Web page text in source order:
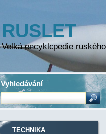
RUSLET
Velká encyklopedie
TECHNIKA
Vyhledávání